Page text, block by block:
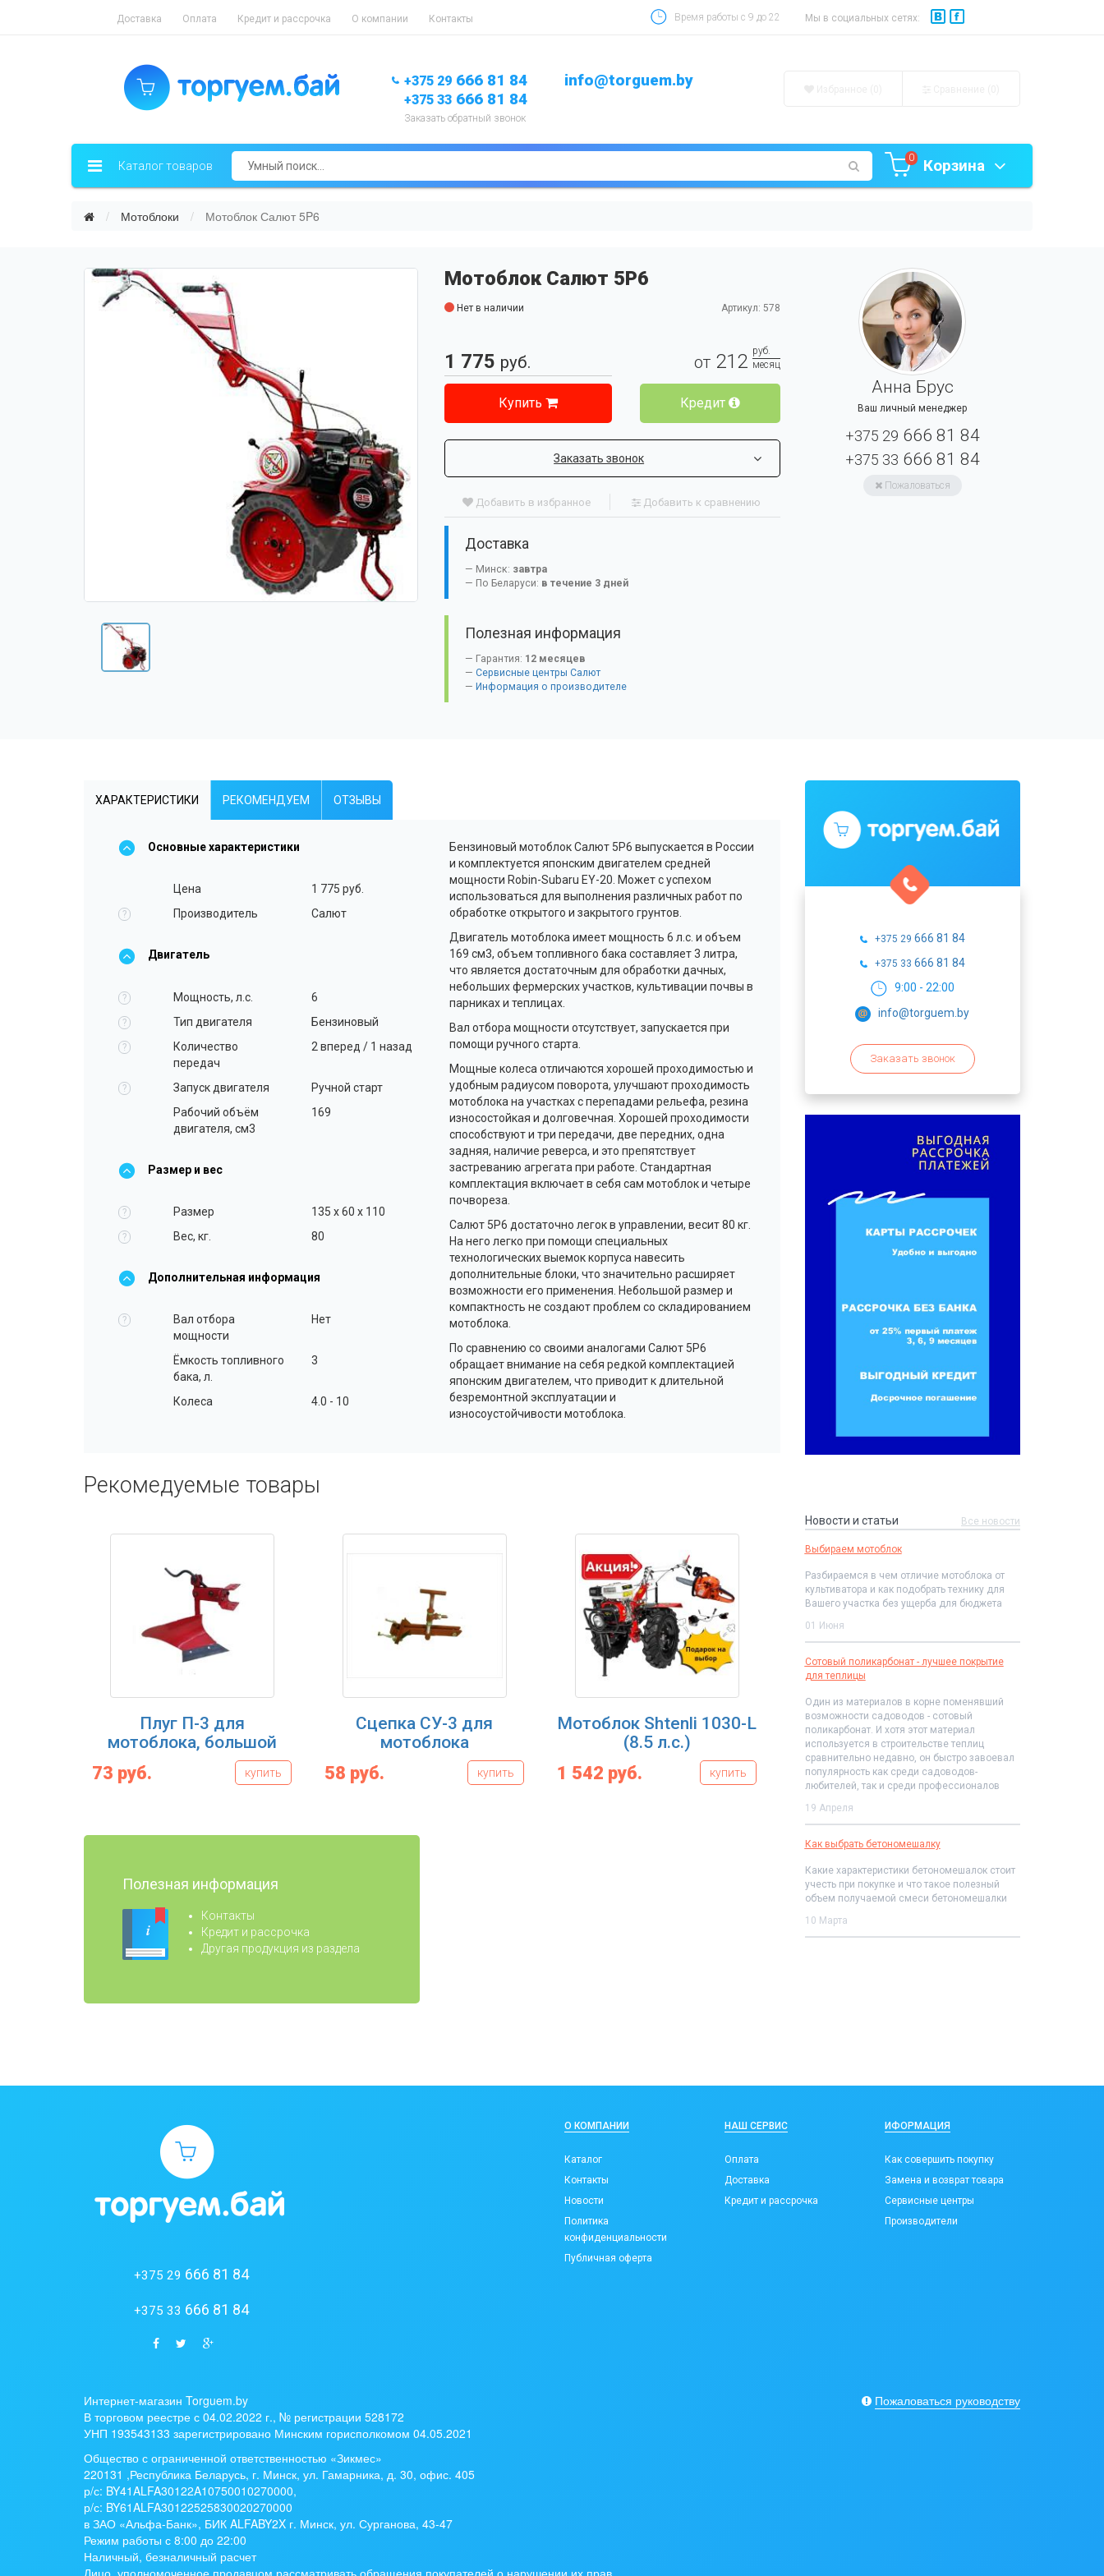
Доставка Оплата Кредит и рассрочка О компании Контакты Время работы с 9 до 22 Мы в социальных сетях:
+375 29 666 81 84
+375 33 666 81 84
Заказать обратный звонок
info@torguem.by
Каталог товаров
0 Корзина
Мотоблоки Мотоблок Салют 5P6
Мотоблок Салют 5P6
Нет в наличии Артикул: 578
1 775 руб. от 212 руб.
месяц
Купить Кредит
Заказать звонок
Добавить в избранное Добавить к сравнению
Доставка
Минск: завтра
По Беларуси: в течение 3 дней
Полезная информация
Гарантия: 12 месяцев
Сервисные центры Салют
Информация о производителе
Анна Брус
Ваш личный менеджер
+375 29 666 81 84
+375 33 666 81 84
Пожаловаться
ХАРАКТЕРИСТИКИ РЕКОМЕНДУЕМ ОТЗЫВЫ
Основные характеристики
Цена 1 775 руб.
? Производитель Салют
Двигатель
? Мощность, л.с. 6
? Тип двигателя Бензиновый
?
Количество
передач
2 вперед / 1 назад
? Запуск двигателя
Ручной старт
Рабочий объём
двигателя, см3
169
Размер и вес
? Размер 135 x 60 x 110
? Вес, кг. 80
Дополнительная информация
?
Вал отбора
мощности
Нет
Ёмкость топливного
бака, л.
3
Колеса 4.0 - 10
Бензиновый мотоблокСалют 5P6 выпускается в России
и комплектуется японским двигателем средней
мощности Robin-Subaru EY-20. Может с успехом
использоваться для выполнения различных работ по
обработке открытого и закрытого грунтов.
Двигатель мотоблока имеет мощность 6 л.с. и объем
169 см3, объем топливного бака составляет 3 литра,
что является достаточным для обработки дачных,
небольших фермерских участков, культивации почвы в
парниках и теплицах.
Вал отбора мощности отсутствует, запускается при
помощи ручного старта.
Мощные колеса отличаются хорошей проходимостью и
удобным радиусом поворота, улучшают проходимость
мотоблока на участках с перепадами рельефа, резина
износостойкая и долговечная. Хорошей проходимости
способствуют и три передачи, две передних, одна
задняя, наличие реверса, и это препятствует
застреванию агрегата при работе. Стандартная
комплектация включает в себя сам мотоблоки четыре
почвореза
Салют 5Р6 достаточно легок в управлении, весит 80 кг.
На него легко при помощи специальных
технологических выемок корпуса навесить
дополнительные блоки, что значительно расширяет
возможности его применения. Небольшой размер и
компактность не создают проблем со складированием
мотоблока
По сравнению со своими аналогами Салют 5Р6
обращает внимание на себя редкой комплектацией
японским двигателем, что приводит к длительной
безремонтной эксплуатации и
износоустойчивости мотоблока
Рекомедуемые товары
Плуг П-3 для
мотоблока, большой
73 руб. купить
Сцепка СУ-3 для
мотоблока
58 руб. купить
Мотоблок Shtenli 1030-L
(8.5 л.с.)
1 542 руб. купить
Полезная информация
Контакты
Кредит и рассрочка
Другая продукция из раздела
+375 29 666 81 84
+375 33 666 81 84
9:00 - 22:00
info@torguem.by
Заказать звонок
Новости и статьи Все новости
Выбираем мотоблок
Разбираемся в чем отличие мотоблока от
культиватора и как подобрать технику для
Вашего участка без ущерба для бюджета
01 Июня
Сотовый поликарбонат - лучшее покрытие
для теплицы
Один из материалов в корне поменявший
возможности садоводов - сотовый
поликарбонат. И хотя этот материал
используется в строительстве теплиц
сравнительно недавно, он быстро завоевал
популярность как среди садоводов-
любителей, так и среди профессионалов
19 Апреля
Как выбрать бетономешалку
Какие характеристики бетономешалок стоит
учесть при покупке и что такое полезный
объем получаемой смеси бетономешалки
10 Марта
+375 29 666 81 84
+375 33 666 81 84
О КОМПАНИИ
Каталог
Контакты
Новости
Политика
конфиденциальности
Публичная оферта
НАШ СЕРВИС
Оплата
Доставка
Кредит и рассрочка
ИФОРМАЦИЯ
Как совершить покупку
Замена и возврат товара
Сервисные центры
Производители
Интернет-магазин Torguem.by
В торговом реестре с 04.02.2022 г., № регистрации 528172
УНП 193543133 зарегистрировано Минским горисполкомом 04.05.2021
Общество с ограниченной ответственностью «Зикмес»
220131 ,Республика Беларусь, г. Минск, ул. Гамарника, д. 30, офис. 405
р/с: BY41ALFA30122A10750010270000,
р/с: BY61ALFA30122525830020270000
в ЗАО «Альфа-Банк», БИК ALFABY2X г. Минск, ул. Сурганова, 43-47
Режим работы с 8:00 до 22:00
Наличный, безналичный расчет
Пожаловаться руководству